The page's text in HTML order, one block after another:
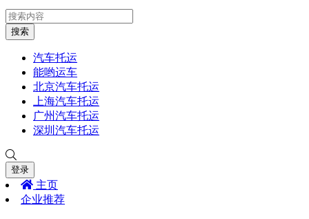
搜索
汽车托运
能哟运车
北京汽车托运
上海汽车托运
广州汽车托运
深圳汽车托运
登录
主页
企业推荐